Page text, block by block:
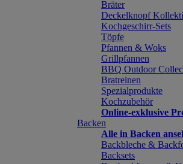
Bräter
Deckelknopf
Kochgeschirr-Sets
Töpfe
Pfannen & Woks
Grillpfannen
BBQ Outdoor
Bratreinen
Spezialprodukte
Kochzubehör
Online-exklusive
Backen
Alle in Backen
Backbleche &
Backsets